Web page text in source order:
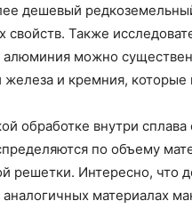
дешевый
свойств. Также
алюминия можно
и кремния,
обработке внутри
по объему
решетки. Интересно, что
материалах